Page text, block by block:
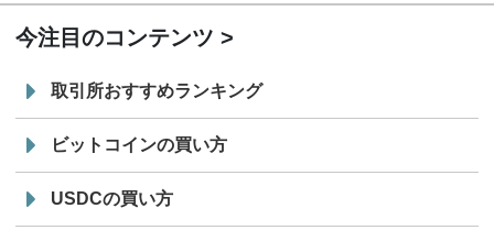
今注目のコンテンツ
取引所おすすめランキング
ビットコインの買い方
USDCの買い方